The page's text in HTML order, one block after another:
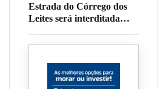
Estrada do Córrego dos
Leites será interditada
pavimentação